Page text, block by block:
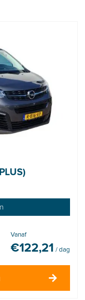
Vanaf
€122,21 / dag